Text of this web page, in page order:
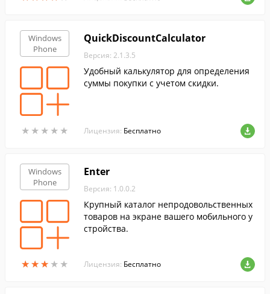
Windows
Phone
★ ★ ★ ★ ★
★ ★ ★ ★ ★
QuickDiscountCalculator
Версия: 2.1.3.5
Удобный калькулятор для определения
суммы покупки с учетом скидки.
Лицензия: Бесплатно
Windows
Phone
★★★ ★ ★
★★★ ★ ★
Enter
Версия: 1.0.0.2
Крупный каталог непродовольственных
товаров на экране вашего мобильного у
стройства.
Лицензия: Бесплатно